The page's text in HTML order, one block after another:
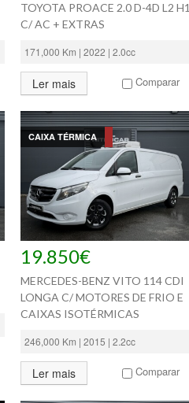
TOYOTA PROACE 2.0 D-4D L2 H1
C/ AC + EXTRAS
171,000 Km | 2022 | 2.0cc
Ler mais Comparar
CAIXA TÉRMICA
19.850€
MERCEDES-BENZ VITO 114 CDI
LONGA C/ MOTORES DE FRIO E
CAIXAS ISOTÉRMICAS
246,000 Km | 2015 | 2.2cc
Ler mais Comparar